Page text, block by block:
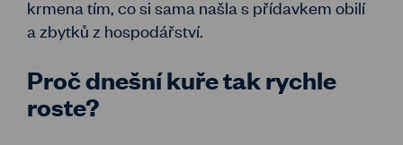
krmena tím, co si sama našla s přídavkem obilí
a zbytků z hospodářství.
Proč dnešní kuře tak rychle
roste?